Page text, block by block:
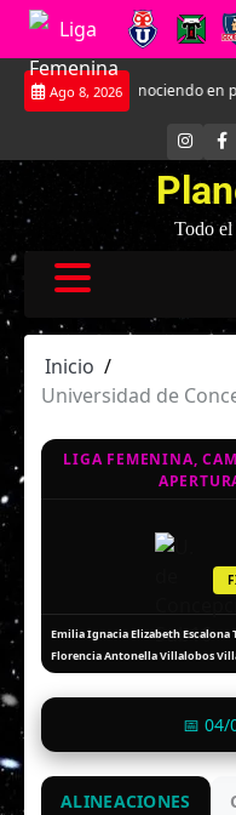
Saltar
Ago 8, 2026
Conociendo en
Todo
Inicio
Universidad de
LIGA FEMENINA,
Emilia Ignacia Elizabeth Escalona
Florencia Antonella Villalobos
📅 04/
ALINEACIONES